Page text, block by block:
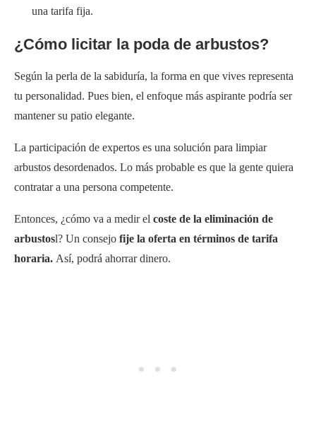
una tarifa fija.
¿Cómo licitar la poda de arbustos?
Según la perla de la sabiduría, la forma en que vives representa
tu personalidad. Pues bien, el enfoque más aspirante podría ser
mantener su patio elegante.
La participación de expertos es una solución para limpiar
arbustos desordenados. Lo más probable es que la gente quiera
contratar a una persona competente.
Entonces, ¿cómo va a medir el coste de la eliminación de
arbustosl? Un consejo fije la oferta en términos de tarifa
horaria. Así, podrá ahorrar dinero.